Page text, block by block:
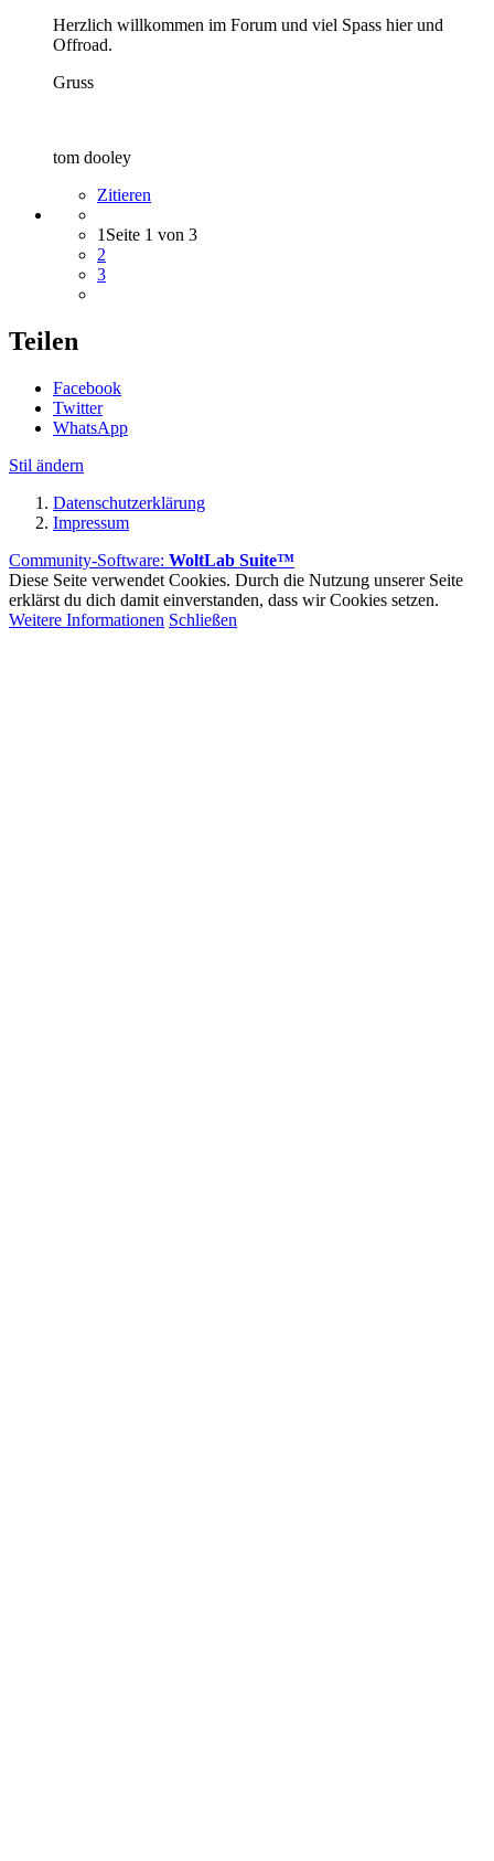
Herzlich willkommen im Forum und viel Spass hier und
Offroad.
Gruss
tom dooley
Zitieren
1 Seite 1 von 3
2
3
Teilen
Facebook
Twitter
WhatsApp
Stil ändern
Datenschutzerklärung
Impressum
Community-Software: WoltLab Suite™
Diese Seite verwendet Cookies. Durch die Nutzung unserer Seite
erklärst du dich damit einverstanden, dass wir Cookies setzen.
Weitere Informationen Schließen